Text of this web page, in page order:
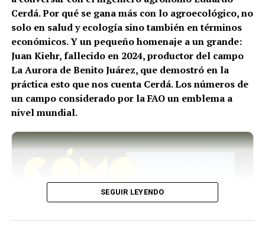
Cerdá. Por qué se gana más con lo agroecológico, no
solo en salud y ecología sino también en términos
económicos. Y un pequeño homenaje a un grande:
Juan Kiehr, fallecido en 2024, productor del campo
La Aurora de Benito Juárez, que demostró en la
práctica esto que nos cuenta Cerdá. Los números de
un campo considerado por la FAO un emblema a
nivel mundial.
SEGUIR LEYENDO